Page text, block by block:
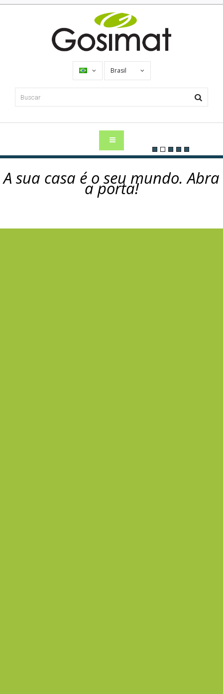
Brasil
A sua casa é o seu mundo. Abra
a porta!